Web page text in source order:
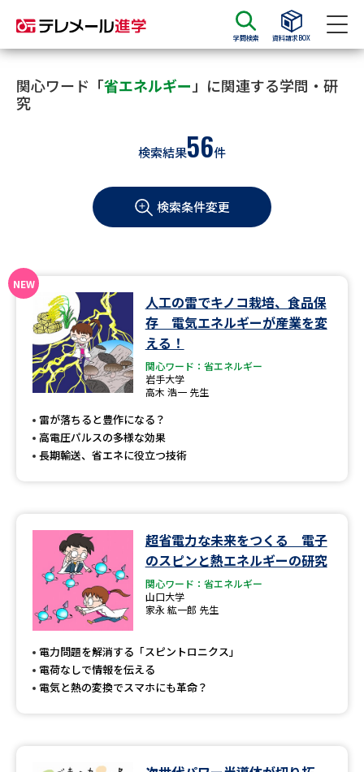
学問検索 資料請求BOX
資料請求 資料検索
大学・短大の資料種類から請求
学部・学科パンフ
総合型選抜・学校推薦型選抜 募
大学入学共通テスト利用選抜の
過去問題集
大学・短大以外の資料から請求
専門学校の資料請求 大学院の資料請求
大学入学共通テスト「受験案
大学入学共通テスト「受験上の
配慮案内」の請求
高等学校（情報）教員資格認定
大学研究
大学で学べる内容や特徴を調べる
関心ワード「省エネルギー 」に関連する学問・研
究
検索結果56件
検索条件変更
人工の雷でキノコ栽培、食品保
存 電気エネルギーが産業を変
える！
関心ワード：省エネルギー
岩手大学
高木 浩一 先生
雷が落ちると豊作になる？
高電圧パルスの多様な効果
長期輸送、省エネに役立つ技術
超省電力な未来をつくる 電子
のスピンと熱エネルギーの研究
関心ワード：省エネルギー
山口大学
家永 紘一郎 先生
電力問題を解消する「スピントロニクス」
電荷なしで情報を伝える
電気と熱の変換でスマホにも革命？